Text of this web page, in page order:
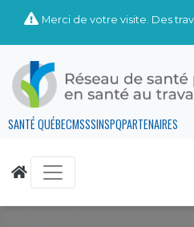
Merci de votre visite. Des
SANTÉ QUÉBECMSSSINSPQPARTENAIRES